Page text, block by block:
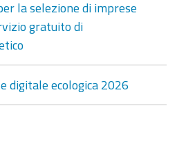
la selezione di imprese
gratuito di
digitale ecologica 2026